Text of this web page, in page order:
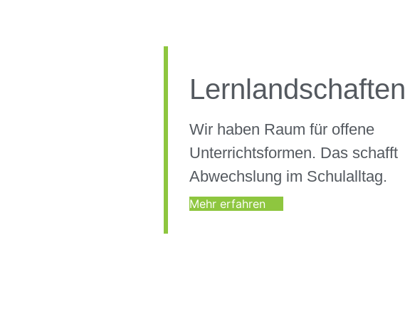
Lernlandschaften
Wir haben Raum für offene
Unterrichtsformen. Das schafft
Abwechslung im Schulalltag.
Mehr erfahren